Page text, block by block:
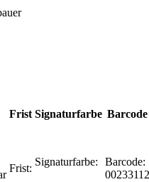
Frist Signaturfarbe Barcode
Frist:
Signaturfarbe:
Barcode:
00233112